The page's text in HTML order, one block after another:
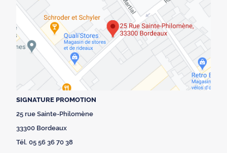
SIGNATURE PROMOTION
25 rue Sainte-Philomène
33300 Bordeaux
Tél. 05 56 36 70 38